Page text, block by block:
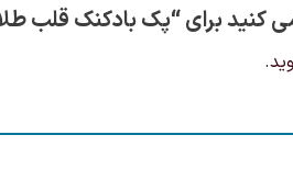
برای “پک بادکنک قلب طلایی